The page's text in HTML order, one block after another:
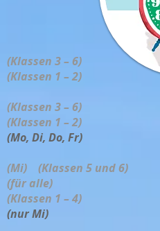
(Klassen 3 – 6)
(Klassen 1 – 2)
(Klassen 3 – 6)
(Klassen 1 – 2)
(Mo, Di, Do, Fr)
(Mi) (Klassen 5 und 6)
(für alle)
(Klassen 1 – 4)
(nur Mi)